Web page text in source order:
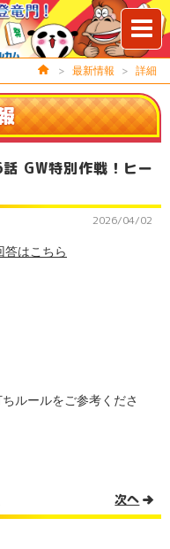
> 最新情報 > 詳細
GW特別作戦！ヒー
2026/04/02
答はこちら
ルールをご参考くださ
次へ